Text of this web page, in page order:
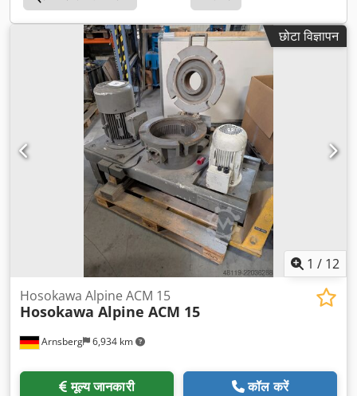
छोटा विज्ञापन
1 / 12
Arnsberg 6,934 km
Hosokawa Alpine ACM 15
Hosokawa Alpine ACM 15
मूल्य जानकारी कॉल करें